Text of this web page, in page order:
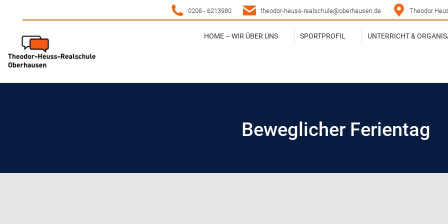
0208 - 6213980 theodor-heuss-realschule@oberhausen.de Theodor
HOME – WIR ÜBER UNS SPORTPROFIL UNTERRICHT &
Beweglicher Ferientag
HOME – WIR ÜBER UNS SPORTPROFIL UNTERRICHT &